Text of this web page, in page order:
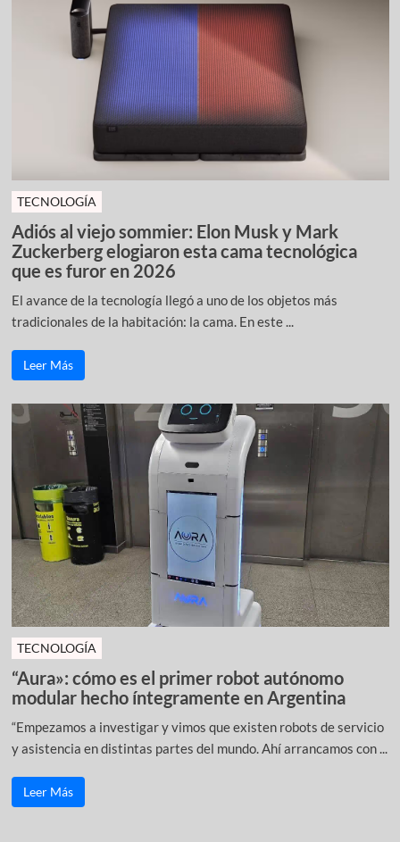
TECNOLOGÍA
Adiós al viejo sommier: Elon Musk y Mark
Zuckerberg elogiaron esta cama tecnológica
que es furor en 2026
El avance de la tecnología llegó a uno de los objetos más
tradicionales de la habitación: la cama. En este ...
Leer Más
TECNOLOGÍA
“Aura»: cómo es el primer robot autónomo
modular hecho íntegramente en Argentina
“Empezamos a investigar y vimos que existen robots de servicio
y asistencia en distintas partes del mundo. Ahí arrancamos con ...
Leer Más